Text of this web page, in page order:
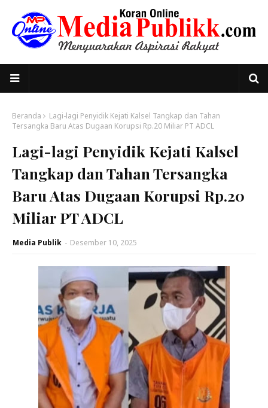
Beranda
Lagi-lagi Penyidik Kejati Kalsel Tangkap dan Tahan
Tersangka Baru Atas Dugaan Korupsi Rp.20 Miliar PT ADCL
Lagi-lagi Penyidik Kejati Kalsel
Tangkap dan Tahan Tersangka
Baru Atas Dugaan Korupsi Rp.20
Miliar PT ADCL
Media Publik - Desember 10, 2025